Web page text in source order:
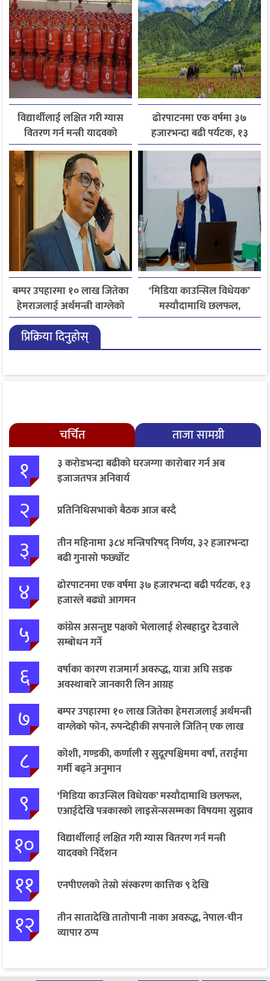
विद्यार्थीलाई लक्षित गरी ग्यास
वितरण गर्न मन्त्री यादवको
निर्देशन
ढोरपाटनमा एक वर्षमा ३७
हजारभन्दा बढी पर्यटक, १३
हजारले बढ्यो आगमन
बम्पर उपहारमा १० लाख जितेका
हेमराजलाई अर्थमन्त्री वाग्लेको
फोन, रुपन्देहीकी सपनाले
जितिन् एक लाख
‘मिडिया काउन्सिल विधेयक’
मस्यौदामाथि छलफल,
एआईदेखि पत्रकारको
सुझाव
प्रिक्रिया दिनुहोस्
चर्चित ताजा सामग्री
१
३ करोडभन्दा बढीको घरजग्गा कारोबार गर्न अब
इजाजतपत्र अनिवार्य
२ प्रतिनिधिसभाको बैठक आज बस्दै
३
तीन महिनामा ३८४ मन्त्रिपरिषद् निर्णय, ३२ हजारभन्दा
बढी गुनासो फर्छ्योट
४
ढोरपाटनमा एक वर्षमा ३७ हजारभन्दा बढी पर्यटक, १३
हजारले बढ्यो आगमन
५
कांग्रेस असन्तुष्ट पक्षको भेलालाई शेरबहादुर देउवाले
सम्बोधन गर्ने
६
वर्षाका कारण राजमार्ग अवरुद्ध, यात्रा अघि सडक
अवस्थाबारे जानकारी लिन आग्रह
७
बम्पर उपहारमा १० लाख जितेका हेमराजलाई अर्थमन्त्री
वाग्लेको फोन, रुपन्देहीकी सपनाले जितिन् एक लाख
८
कोशी, गण्डकी, कर्णाली र सुदूरपश्चिममा वर्षा, तराईमा
गर्मी बढ्ने अनुमान
९
‘मिडिया काउन्सिल विधेयक’ मस्यौदामाथि छलफल,
एआईदेखि पत्रकारको लाइसेन्ससम्मका विषयमा सुझाव
१०
विद्यार्थीलाई लक्षित गरी ग्यास वितरण गर्न मन्त्री
यादवको निर्देशन
११ एनपीएलको तेस्रो संस्करण कात्तिक ९ देखि
१२
तीन सातादेखि तातोपानी नाका अवरुद्ध, नेपाल-चीन
व्यापार ठप्प